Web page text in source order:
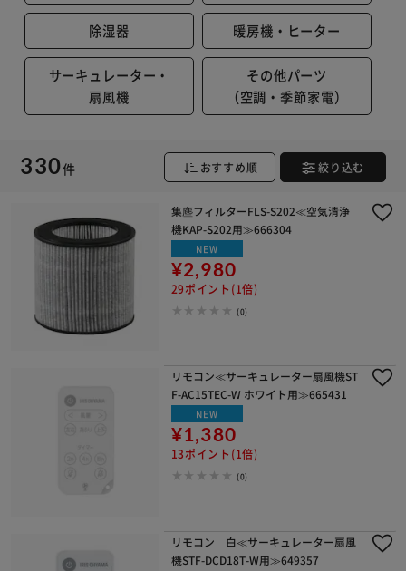
除湿器 暖房機・ヒーター
サーキュレーター・
扇風機
その他パーツ
（空調・季節家電）
330件 おすすめ順 絞り込む
集塵フィルターFLS-S202≪空気清浄
機KAP-S202用≫666304
NEW
¥2,980
29ポイント(1倍)
(0)
リモコン≪サーキュレーター扇風機ST
F-AC15TEC-W ホワイト用≫665431
NEW
¥1,380
13ポイント(1倍)
(0)
リモコン 白≪サーキュレーター扇風
機STF-DCD18T-W用≫649357
※ご確認ください